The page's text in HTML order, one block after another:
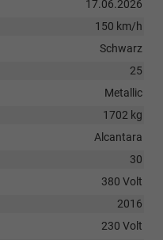
17.06.2026
150 km/h
Schwarz
25
Metallic
1702 kg
Alcantara
30
380 Volt
2016
230 Volt